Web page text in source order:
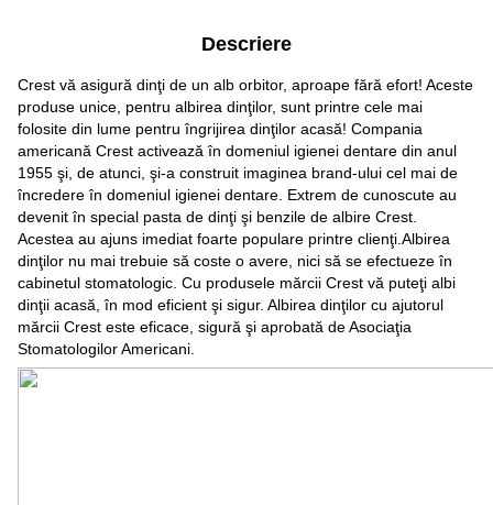
Descriere
Crest vă asigură dinţi de un alb orbitor, aproape fără efort! Aceste
produse unice, pentru albirea dinţilor, sunt printre cele mai
folosite din lume pentru îngrijirea dinţilor acasă! Compania
americană Crest activează în domeniul igienei dentare din anul
1955 şi, de atunci, şi-a construit imaginea brand-ului cel mai de
încredere în domeniul igienei dentare. Extrem de cunoscute au
devenit în special pasta de dinţi şi benzile de albire Crest.
Acestea au ajuns imediat foarte populare printre clienţi.Albirea
dinţilor nu mai trebuie să coste o avere, nici să se efectueze în
cabinetul stomatologic. Cu produsele mărcii Crest vă puteţi albi
dinţii acasă, în mod eficient şi sigur. Albirea dinţilor cu ajutorul
mărcii Crest este eficace, sigură şi aprobată de Asociaţia
Stomatologilor Americani.